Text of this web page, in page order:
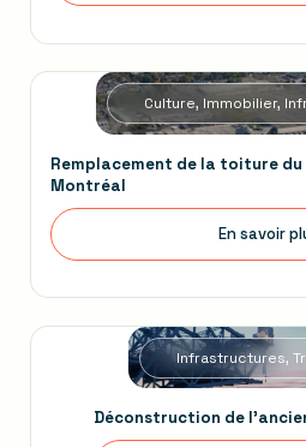
Culture, Immobilier,
Remplacement de la toiture
Montréal
En savoir
Infrastructures,
Déconstruction de